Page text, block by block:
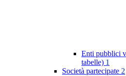
Enti pubblici
tabelle) 1
Società partecipate 2